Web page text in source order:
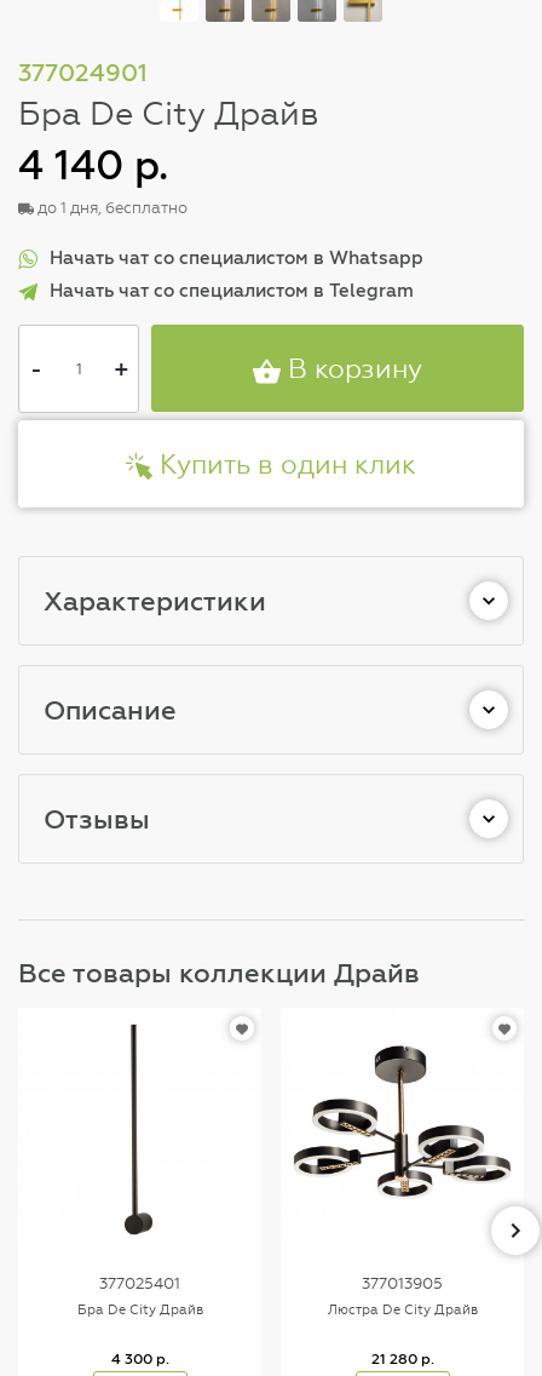
377024901
Бра De City Драйв
4 140 р.
до 1 дня, бесплатно
Начать чат со специалистом в Whatsapp
Начать чат со специалистом в Telegram
- + В корзину
Купить в один клик
Характеристики
Описание
Отзывы
Все товары коллекции Драйв
377025401
Бра De City Драйв
4 300 р.
377013905
Люстра De City Драйв
21 280 р.